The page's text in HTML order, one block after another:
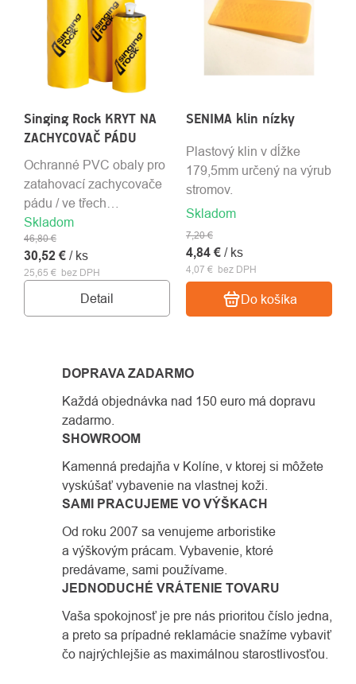
Singing Rock KRYT NA
ZACHYCOVAČ PÁDU
Skladom
25,65 € bez DPH
46,80 €
30,52 € / ks
Detail
Ochranné PVC obaly pro
zatahovací zachycovače
pádu / ve třech
velikostech
SENIMA klin nízky
Skladom
4,07 € bez DPH
7,20 €
4,84 € / ks
Do košíka
Plastový klin v dĺžke
179,5mm určený na výrub
stromov.
DOPRAVA ZADARMO
Každá objednávka nad 150 euro má dopravu
zadarmo.
SHOWROOM
Kamenná predajňa v Kolíne, v ktorej si môžete
vyskúšať vybavenie na vlastnej koži.
SAMI PRACUJEME VO VÝŠKACH
Od roku 2007 sa venujeme arboristike
a výškovým prácam. Vybavenie, ktoré
predávame, sami používame.
JEDNODUCHÉ VRÁTENIE TOVARU
Vaša spokojnosť je pre nás prioritou číslo jedna,
a preto sa prípadné reklamácie snažíme vybaviť
čo najrýchlejšie as maximálnou starostlivosťou.